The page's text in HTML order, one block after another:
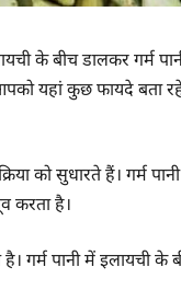
के बीच डालकर गर्म
यहां कुछ फायदे बता
को सुधारते हैं। गर्म
करता है।
गर्म पानी में इलायची